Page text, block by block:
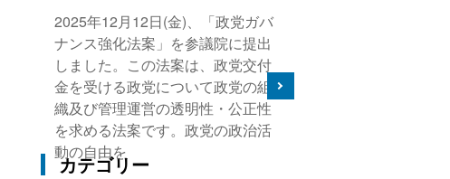
2025年12月12日(金)、「政党ガバ
ナンス強化法案」を参議院に提出
しました。この法案は、政党交付
金を受ける政党について政党の組
織及び管理運営の透明性・公正性
を求める法案です。政党の政治活
動の自由を
カテゴリー